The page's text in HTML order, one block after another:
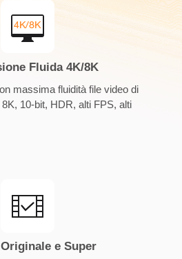
Fluida 4K/8K
massima fluidità file video di
10-bit, HDR, alti FPS, alti
e Super